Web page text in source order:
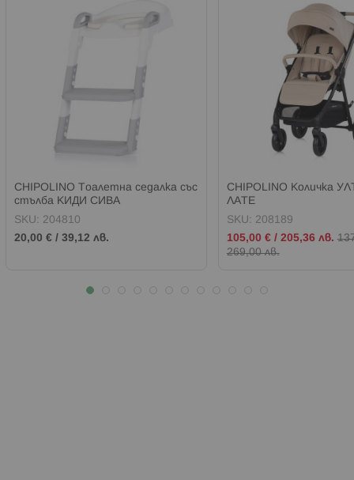
CHIPOLINO Тоалетна седалка със
стълба КИДИ СИВА
SKU: 204810
20,00 € / 39,12 лв.
CHIPOLINO Количка
ЛАТЕ
SKU: 208189
Промо
цена
105,00 €/ 205,36 лв.
269,00 лв.